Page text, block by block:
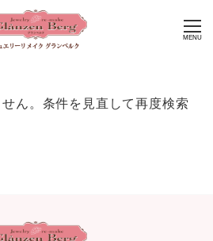
MENU
ん。条件を見直して再度検索